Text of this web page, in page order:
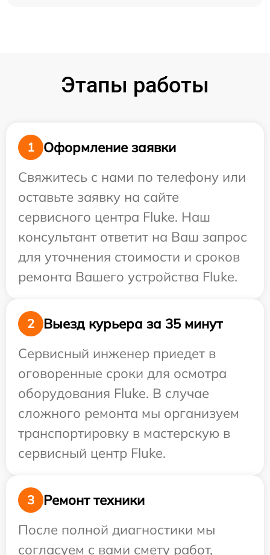
Этапы работы
1
Оформление заявки
Свяжитесь с нами по телефону или
оставьте заявку на сайте
сервисного центра Fluke. Наш
консультант ответит на Ваш запрос
для уточнения стоимости и сроков
ремонта Вашего устройства Fluke.
2
Выезд курьера за 35 минут
Сервисный инженер приедет в
оговоренные сроки для осмотра
оборудования Fluke. В случае
сложного ремонта мы организуем
транспортировку в мастерскую в
сервисный центр Fluke.
3
Ремонт техники
После полной диагностики мы
согласуем с вами смету работ,